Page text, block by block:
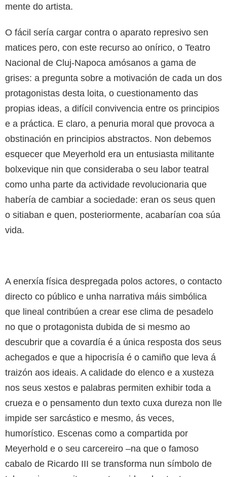
mente do artista.
O fácil sería cargar contra o aparato represivo sen
matices pero, con este recurso ao onírico, o Teatro
Nacional de Cluj-Napoca amósanos a gama de
grises: a pregunta sobre a motivación de cada un dos
protagonistas desta loita, o cuestionamento das
propias ideas, a difícil convivencia entre os principios
e a práctica. E claro, a penuria moral que provoca a
obstinación en principios abstractos. Non debemos
esquecer que Meyerhold era un entusiasta militante
bolxevique nin que consideraba o seu labor teatral
como unha parte da actividade revolucionaria que
habería de cambiar a sociedade: eran os seus quen
o sitiaban e quen, posteriormente, acabarían coa súa
vida.
A enerxía física despregada polos actores, o contacto
directo co público e unha narrativa máis simbólica
que lineal contribúen a crear ese clima de pesadelo
no que o protagonista dubida de si mesmo ao
descubrir que a covardía é a única resposta dos seus
achegados e que a hipocrisía é o camiño que leva á
traizón aos ideais. A calidade do elenco e a xusteza
nos seus xestos e palabras permiten exhibir toda a
crueza e o pensamento dun texto cuxa dureza non lle
impide ser sarcástico e mesmo, ás veces,
humorístico. Escenas como a compartida por
Meyerhold e o seu carcereiro –na que o famoso
cabalo de Ricardo III se transforma nun símbolo de